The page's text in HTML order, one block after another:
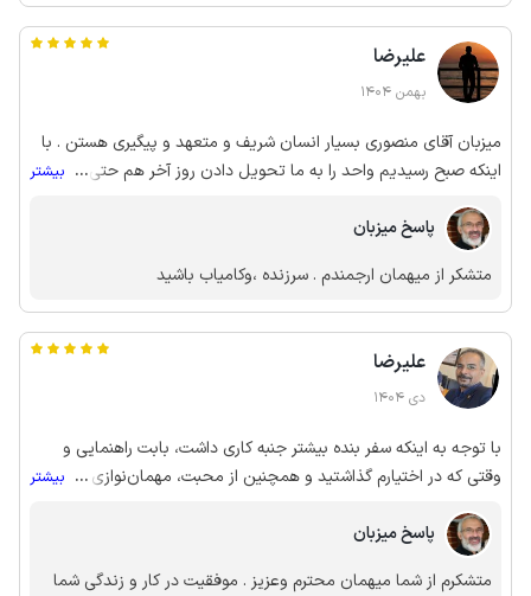
علیرضا
بهمن 1404
میزبان آقای منصوری بسیار انسان شریف و متعهد و پیگیری هستن . با
اینکه صبح رسیدیم واحد را به ما تحویل دادن روز آخر هم حتی ما را تا
... بیشتر
پاسخ میزبان
متشکر از میهمان ارجمندم . سرزنده ،وکامیاب باشید
علیرضا
دی 1404
با توجه به اینکه سفر بنده بیشتر جنبه کاری داشت، بابت راهنمایی و
وقتی که در اختیارم گذاشتید و همچنین از محبت، مهمان‌نوازی و
خیر، برکت و آرامش باشد.
... بیشتر
پاسخ میزبان
متشکرم از شما میهمان محترم وعزیز . موفقیت در کار و زندگی شما